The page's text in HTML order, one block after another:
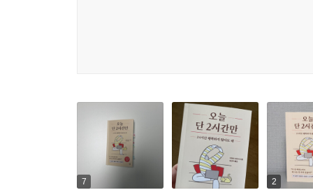
나를 채우면 한층 더 풍요로워진다
마치며
7 2